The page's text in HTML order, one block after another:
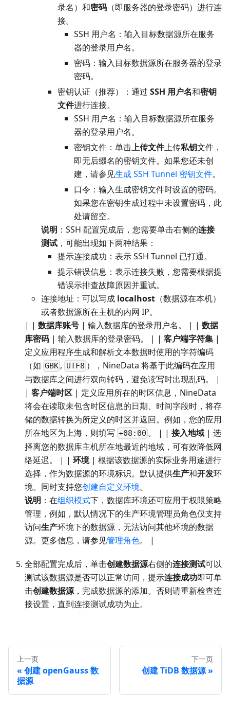
录名）和密码 （即服务器的登录密码）进行连
接。
SSH 用户名：输入目标数据源所在服务
器的登录用户名。
密码：输入目标数据源所在服务器的登录
密码。
密钥认证（推荐）：通过 SSH 用户名和密钥
文件进行连接。
SSH 用户名：输入目标数据源所在服务
器的登录用户名。
密钥文件：单击上传文件上传私钥文件，
即无后缀名的密钥文件。如果您还未创
建，请参见生成 SSH Tunnel 密钥文件。
口令：输入生成密钥文件时设置的密码。
如果您在密钥生成过程中未设置密码，此
处请留空。
说明 ：SSH 配置完成后，您需要单击右侧的连接
测试 ，可能出现如下两种结果：
提示连接成功：表示 SSH Tunnel 已打通。
提示错误信息：表示连接失败，您需要根据提
错误示排查故障原因并重试。
连接地址：可以写成 localhost （数据源在本机）
或者数据源所在主机的内网 IP。
| | 数据库账号 | 输入数据库的登录用户名。 | | 数据
库密码 | 输入数据库的登录密码。 | | 客户端字符集 |
定义应用程序生成和解析文本数据时使用的字符编码
（如 GBK , UTF8 ），NineData 将基于此编码在应用
与数据库之间进行双向转码，避免读写时出现乱码。 |
| 客户端时区 | 定义应用所在的时区信息，NineData
将会在读取未包含时区信息的日期、时间字段时，将存
储的数据转换为所定义的时区并返回。例如，您的应用
所在地区为上海，则填写 +08:00 。 | |接入地域 | 选
择离您的数据库主机所在地最近的地域，可有效降低网
络延迟。 | | 环境| 根据该数据源的实际业务用途进行
选择，作为数据源的环境标识。默认提供生产和开发环
境。同时支持您创建自定义环境。
说明 ：在组织模式下，数据库环境还可应用于权限策略
管理，例如，默认情况下的生产环境管理员角色仅支持
访问生产环境下的数据源，无法访问其他环境的数据
源。更多信息，请参见管理角色。 |
全部配置完成后，单击创建数据源右侧的连接测试可以
测试该数据源是否可以正常访问，提示连接成功即可单
击创建数据源，完成数据源的添加。否则请重新检查连
接设置，直到连接测试成功为止。
上一页
创建 openGauss 数
据源
下一页
创建 TiDB 数据源